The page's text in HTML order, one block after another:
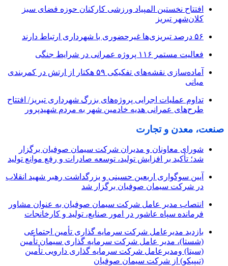
افتتاح نخستین المپیاد ورزشی کارکنان حوزه فضای سبز
کلان‌شهر تبریز
۵۶ درصد تبریزی‌ها غیرحضوری با شهرداری ارتباط دارند
فعالیت مستمر ۱۱۶ پروژه عمرانی در شرایط جنگی
آماده‌سازی نقشه‌های تفکیکی ۵۹ هکتار از ارتش در کمربندی
میانی
تداوم عملیات اجرایی پروژه‌های بزرگ شهرداری تبریز/ افتتاح
طرح‌های عمرانی هدیه خادمین شهر به مردم شهیدپرور
صنعت، معدن و تجارت
شورای معاونان و مدیران شرکت سیمان صوفیان برگزار
شد؛ تأکید بر افزایش تولید، توسعه صادرات و رفع موانع تولید
آیین سوگواری اربعین حسینی و بزرگداشت رهبر شهید انقلاب
در شرکت سیمان صوفیان برگزار شد
انتصاب مدیر عامل شرکت سیمان صوفیان به عنوان مشاور
فرمانده سپاه عاشور در امور صنایع، تولید و کارخانجات
بازدید مدیرعامل شرکت سرمایه گذاری تأمین اجتماعی
(شستا)، مدیر عامل شرکت سرمایه گذاری سیمان تأمین
(سیتا) ومدیرعامل شرکت سرمایه گذاری دارویی تأمین
(تیپیکو) از شرکت سیمان صوفیان